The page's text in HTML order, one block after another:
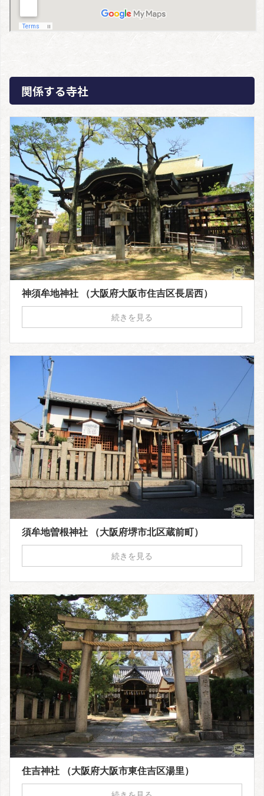
関係する寺社
神須牟地神社 （大阪府大阪市住吉区長居西）
続きを見る
須牟地曽根神社 （大阪府堺市北区蔵前町）
続きを見る
住吉神社 （大阪府大阪市東住吉区湯里）